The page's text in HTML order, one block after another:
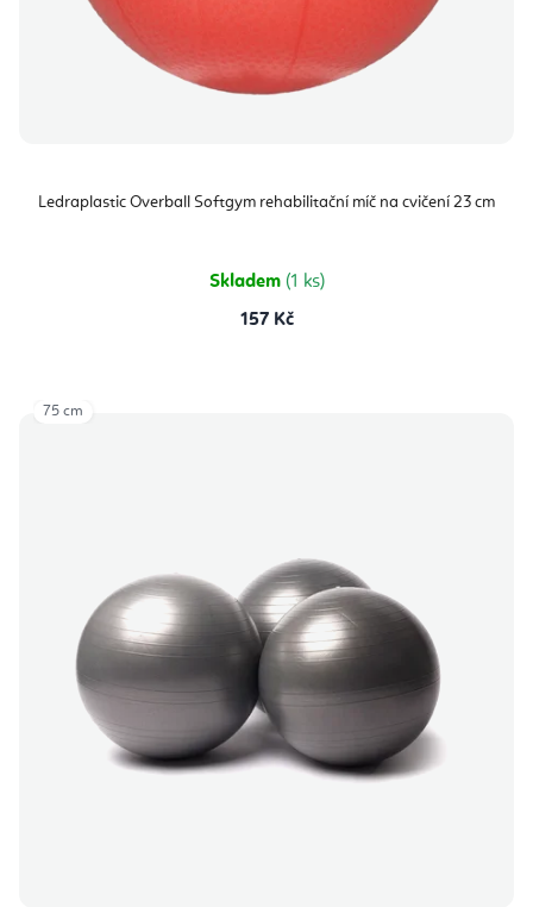
Ledraplastic Overball Softgym rehabilitační míč na cvičení 23 cm
Skladem (1 ks)
157 Kč
75 cm